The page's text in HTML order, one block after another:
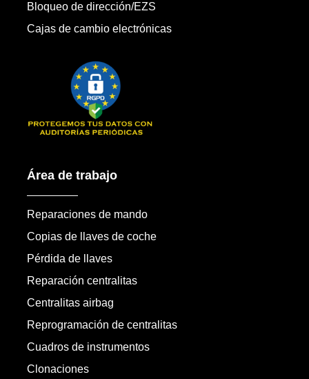
Bloqueo de dirección/EZS
Cajas de cambio electrónicas
Área de trabajo
Reparaciones de mando
Copias de llaves de coche
Pérdida de llaves
Reparación centralitas
Centralitas airbag
Reprogramación de centralitas
Cuadros de instrumentos
Clonaciones